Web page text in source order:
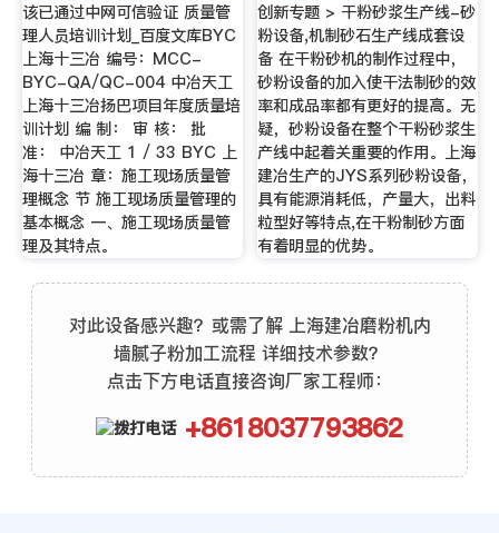
该已通过中网可信验证 质量管
理人员培训计划_百度文库BYC
上海十三冶 编号：MCC-
BYC-QA/QC-004 中冶天工
上海十三冶扬巴项目年度质量培
训计划 编 制： 审 核： 批
准： 中冶天工 1 / 33 BYC 上
海十三冶 章：施工现场质量管
理概念 节 施工现场质量管理的
基本概念 一、施工现场质量管
理及其特点。
创新专题 > 干粉砂浆生产线-砂
粉设备,机制砂石生产线成套设
备 在干粉砂机的制作过程中，
砂粉设备的加入使干法制砂的效
率和成品率都有更好的提高。无
疑，砂粉设备在整个干粉砂浆生
产线中起着关重要的作用。上海
建冶生产的JYS系列砂粉设备，
具有能源消耗低，产量大，出料
粒型好等特点,在干粉制砂方面
有着明显的优势。
对此设备感兴趣？或需了解 上海建冶磨粉机内
墙腻子粉加工流程 详细技术参数？
点击下方电话直接咨询厂家工程师：
+8618037793862